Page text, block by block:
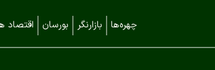
چهره‌ها بازارنگر بورسان اقتصاد